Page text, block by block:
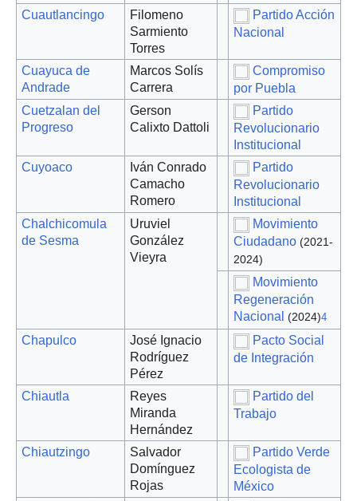
Cuautlancingo
Filomeno
Sarmiento
Torres
Partido Acción
Nacional
Cuayuca de
Andrade
Marcos Solís
Carrera
Compromiso
por Puebla
Cuetzalan del
Progreso
Gerson
Calixto Dattoli
Partido
Revolucionario
Institucional
Cuyoaco
Iván Conrado
Camacho
Romero
Partido
Revolucionario
Institucional
Chalchicomula
de Sesma
Uruviel
González
Vieyra
Movimiento
Ciudadano (2021-
2024)
Movimiento
Regeneración
Nacional
(2024)4
Chapulco
José Ignacio
Rodríguez
Pérez
Pacto Social
de Integración
Chiautla
Reyes
Miranda
Hernández
Partido del
Trabajo
Chiautzingo
Salvador
Domínguez
Rojas
Partido Verde
Ecologista de
México